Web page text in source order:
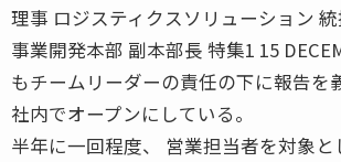
理事 ロジスティクスソリューション
事業開発本部 副本部長 特集1 15
もチームリーダーの責任の下に報告を
社内でオープンにしている。
半年に一回程度、 営業担当者を対象と